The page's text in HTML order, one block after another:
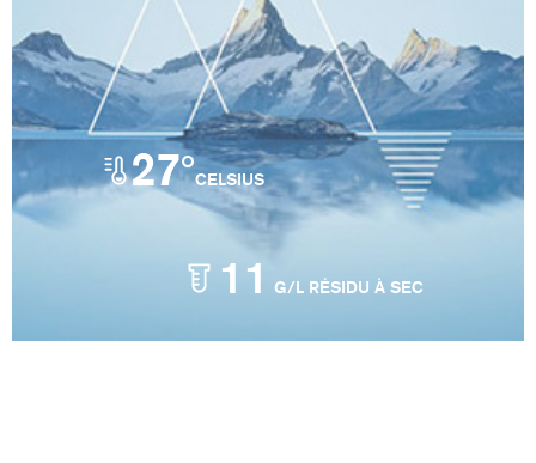
27°CELSIUS
11 G/L RÉSIDU À SEC